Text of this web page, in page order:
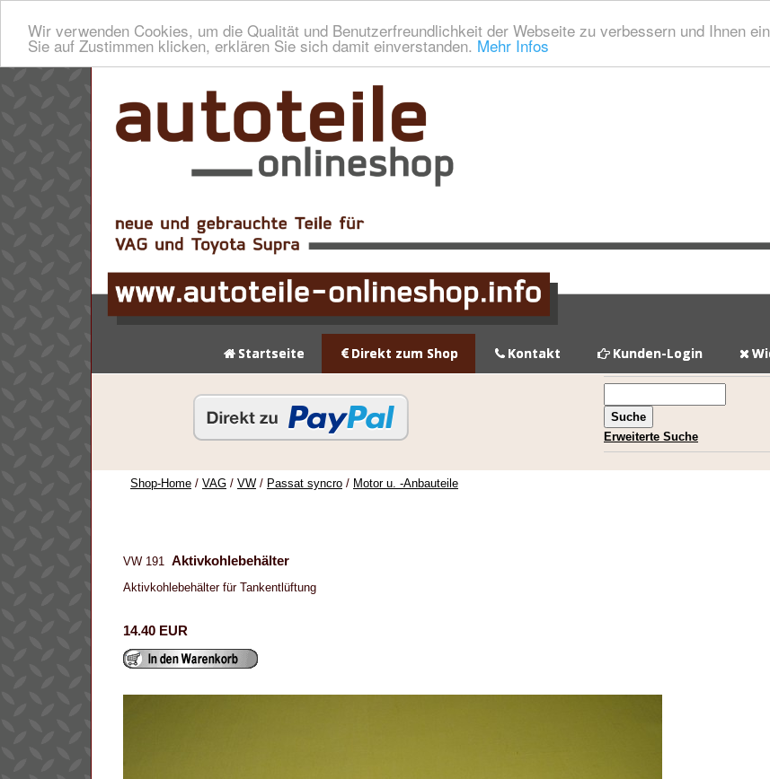
Wir verwenden Cookies, um die Qualität und Benutzerfreundlichkeit der Webseite zu verbessern und Ihnen
Sie auf Zustimmen klicken, erklären Sie sich damit einverstanden. Mehr Infos
Startseite Direkt zum Shop Kontakt Kunden-Login
Erweiterte Suche
Shop-Home / VAG / VW / Passat syncro / Motor u. -Anbauteile
VW 191 Aktivkohlebehälter
Aktivkohlebehälter für Tankentlüftung
14.40 EUR